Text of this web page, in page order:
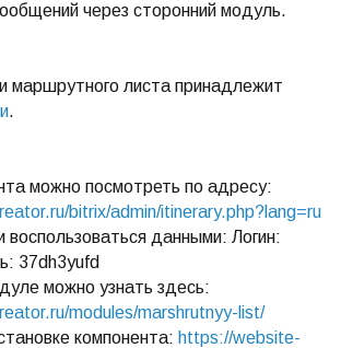
через сторонний модуль.
маршрутного листа принадлежит
.
можно посмотреть по адресу:
bitrix/admin/itinerary.php?lang=ru
воспользоваться данными: Логин:
37dh3yufd
можно узнать здесь:
modules/marshrutnyy-list/
компонента: https://website-